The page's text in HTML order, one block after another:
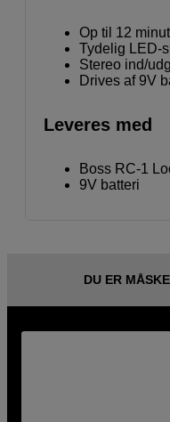
Op til 12
Tydelig LED-
Stereo ind/
Drives af 9V
Leveres med
Boss RC-1
9V batteri
DU ER